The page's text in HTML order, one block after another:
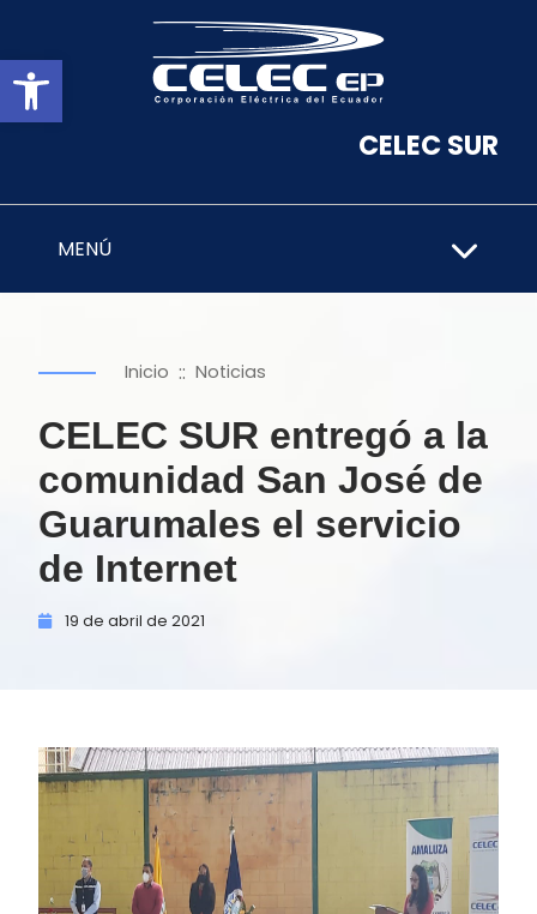
Abrir barra de herramientas
CELEC SUR
MENÚ
Inicio :: Noticias
CELEC SUR entregó a la
comunidad San José de
Guarumales el servicio
de Internet
19 de abril de 2021